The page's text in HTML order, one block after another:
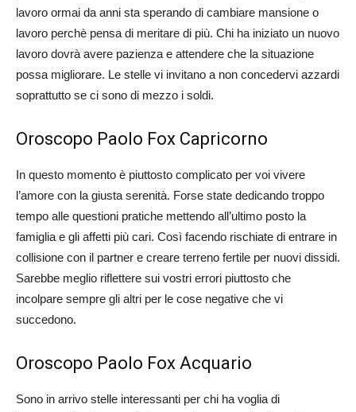
lavoro ormai da anni sta sperando di cambiare mansione o
lavoro perchè pensa di meritare di più. Chi ha iniziato un nuovo
lavoro dovrà avere pazienza e attendere che la situazione
possa migliorare. Le stelle vi invitano a non concedervi azzardi
soprattutto se ci sono di mezzo i soldi.
Oroscopo Paolo Fox Capricorno
In questo momento è piuttosto complicato per voi vivere
l’amore con la giusta serenità. Forse state dedicando troppo
tempo alle questioni pratiche mettendo all’ultimo posto la
famiglia e gli affetti più cari. Così facendo rischiate di entrare in
collisione con il partner e creare terreno fertile per nuovi dissidi.
Sarebbe meglio riflettere sui vostri errori piuttosto che
incolpare sempre gli altri per le cose negative che vi
succedono.
Oroscopo Paolo Fox Acquario
Sono in arrivo stelle interessanti per chi ha voglia di